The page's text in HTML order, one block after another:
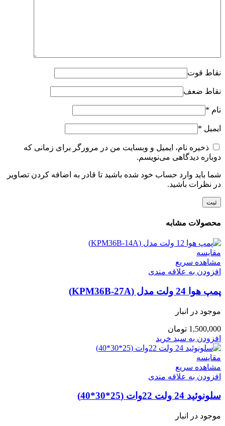
نقاط قوت
نقاط ضعف
نام *
ایمیل *
ذخیره نام، ایمیل و وبسایت من در مرورگر برای زمانی که
دوباره دیدگاهی می‌نویسم.
شما باید وارد حساب خود شده باشید تا قادر به اضافه کردن تصاویر
در نظرات باشید.
محصولات مشابه
مقایسه
مشاهده سریع
افزودن به علاقه مندی
پمپ هوا 24 ولت مدل (KPM36B-27A)
موجود در انبار
1,500,000 تومان
افزودن به سبد خرید
مقایسه
مشاهده سریع
افزودن به علاقه مندی
سلونوئید 24 ولت 22وات (25*30*40)
موجود در انبار